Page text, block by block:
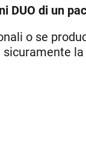
DUO di un
o se
sicuramente